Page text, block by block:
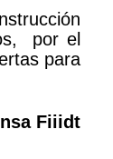
por el
para
Fiiidt